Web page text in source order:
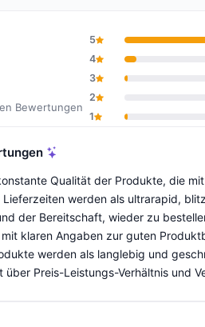
9,8 von 10
Bewertungen
5
4
3
2
1
Qualität der Produkte, die
Lieferzeiten werden als ultrarapid,
der Bereitschaft, wieder zu
klaren Angaben zur guten
werden als langlebig und
Preis-Leistungs-Verhältnis und